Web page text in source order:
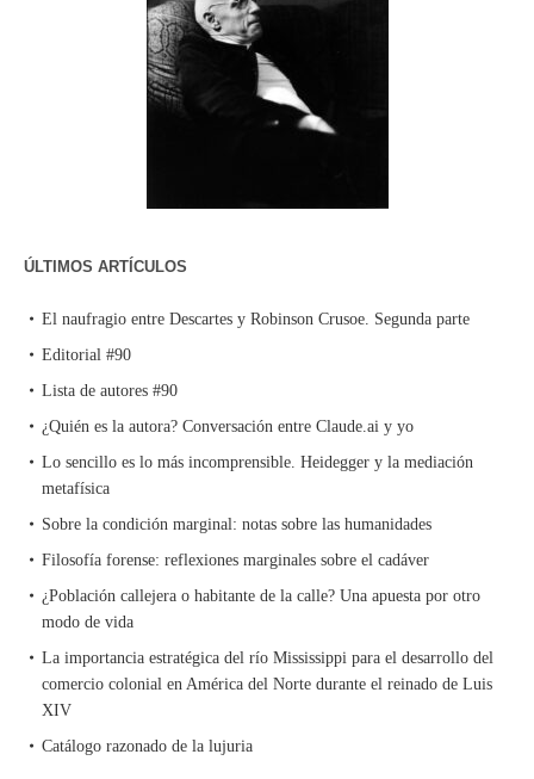
ÚLTIMOS ARTÍCULOS
El naufragio entre Descartes y Robinson Crusoe. Segunda parte
Editorial #90
Lista de autores #90
¿Quién es la autora? Conversación entre Claude.ai y yo
Lo sencillo es lo más incomprensible. Heidegger y la mediación
metafísica
Sobre la condición marginal: notas sobre las humanidades
Filosofía forense: reflexiones marginales sobre el cadáver
¿Población callejera o habitante de la calle? Una apuesta por otro
modo de vida
La importancia estratégica del río Mississippi para el desarrollo del
comercio colonial en América del Norte durante el reinado de Luis
XIV
Catálogo razonado de la lujuria